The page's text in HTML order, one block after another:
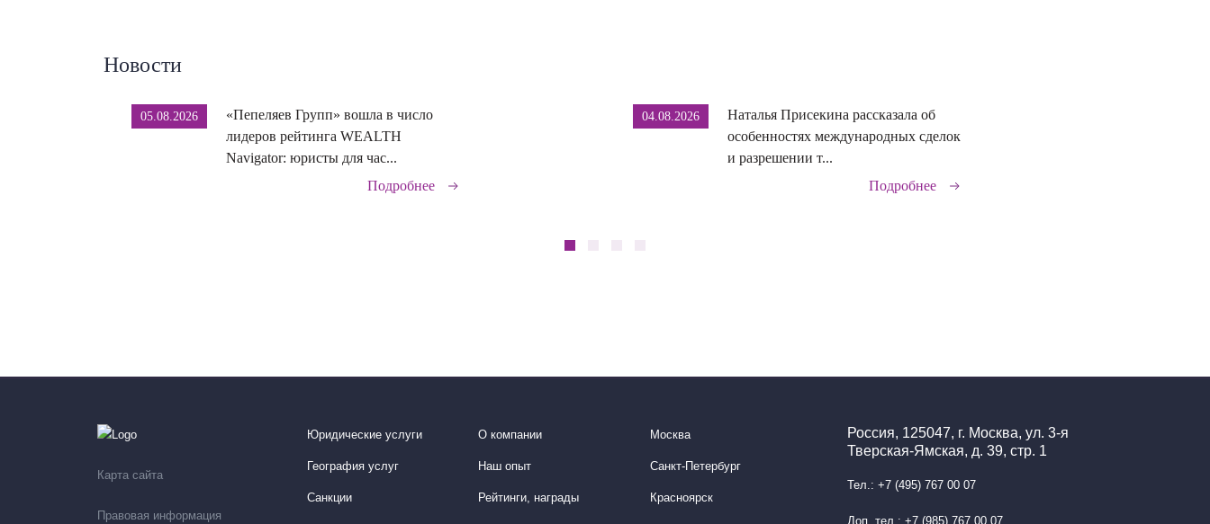
Новости
05.08.2026
«Пепеляев Групп» вошла в число
лидеров рейтинга WEALTH
Navigator: юристы для час...
Подробнее
04.08.2026
Наталья Присекина рассказала об
особенностях международных сделок
и разрешении т...
Подробнее
Карта сайта
Правовая информация
Юридические услуги
География услуг
Санкции
О компании
Наш опыт
Рейтинги, награды
Москва
Санкт-Петербург
Красноярск
Россия, 125047, г. Москва, ул. 3-я
Тверская-Ямская, д. 39, стр. 1
Тел.: +7 (495) 767 00 07
Доп. тел.: +7 (985) 767 00 07